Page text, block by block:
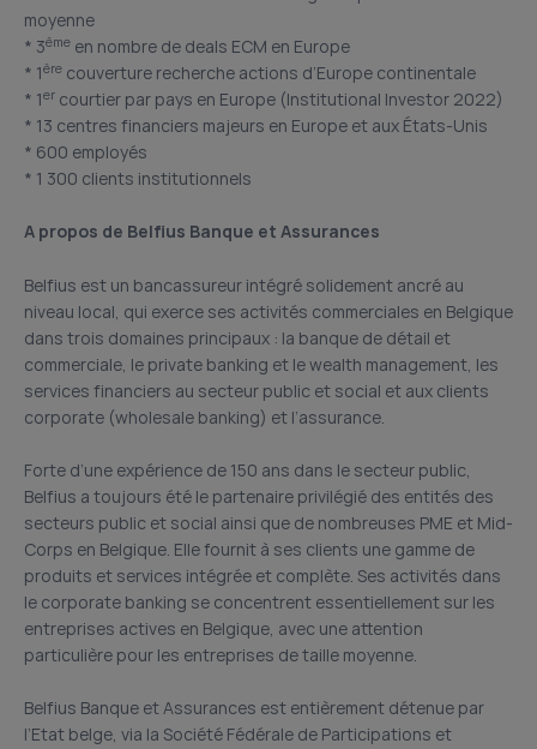
moyenne
* 3ème en nombre de deals ECM en Europe
* 1ère couverture recherche actions d’Europe continentale
* 1er courtier par pays en Europe (Institutional Investor 2022)
* 13 centres financiers majeurs en Europe et aux États-Unis
* 600 employés
* 1 300 clients institutionnels
A propos de Belfius Banque et Assurances
Belfius est un bancassureur intégré solidement ancré au
niveau local, qui exerce ses activités commerciales en Belgique
dans trois domaines principaux : la banque de détail et
commerciale, le private banking et le wealth management, les
services financiers au secteur public et social et aux clients
corporate (wholesale banking) et l’assurance.
Forte d’une expérience de 150 ans dans le secteur public,
Belfius a toujours été le partenaire privilégié des entités des
secteurs public et social ainsi que de nombreuses PME et Mid-
Corps en Belgique. Elle fournit à ses clients une gamme de
produits et services intégrée et complète. Ses activités dans
le corporate banking se concentrent essentiellement sur les
entreprises actives en Belgique, avec une attention
particulière pour les entreprises de taille moyenne.
Belfius Banque et Assurances est entièrement détenue par
l’Etat belge, via la Société Fédérale de Participations et